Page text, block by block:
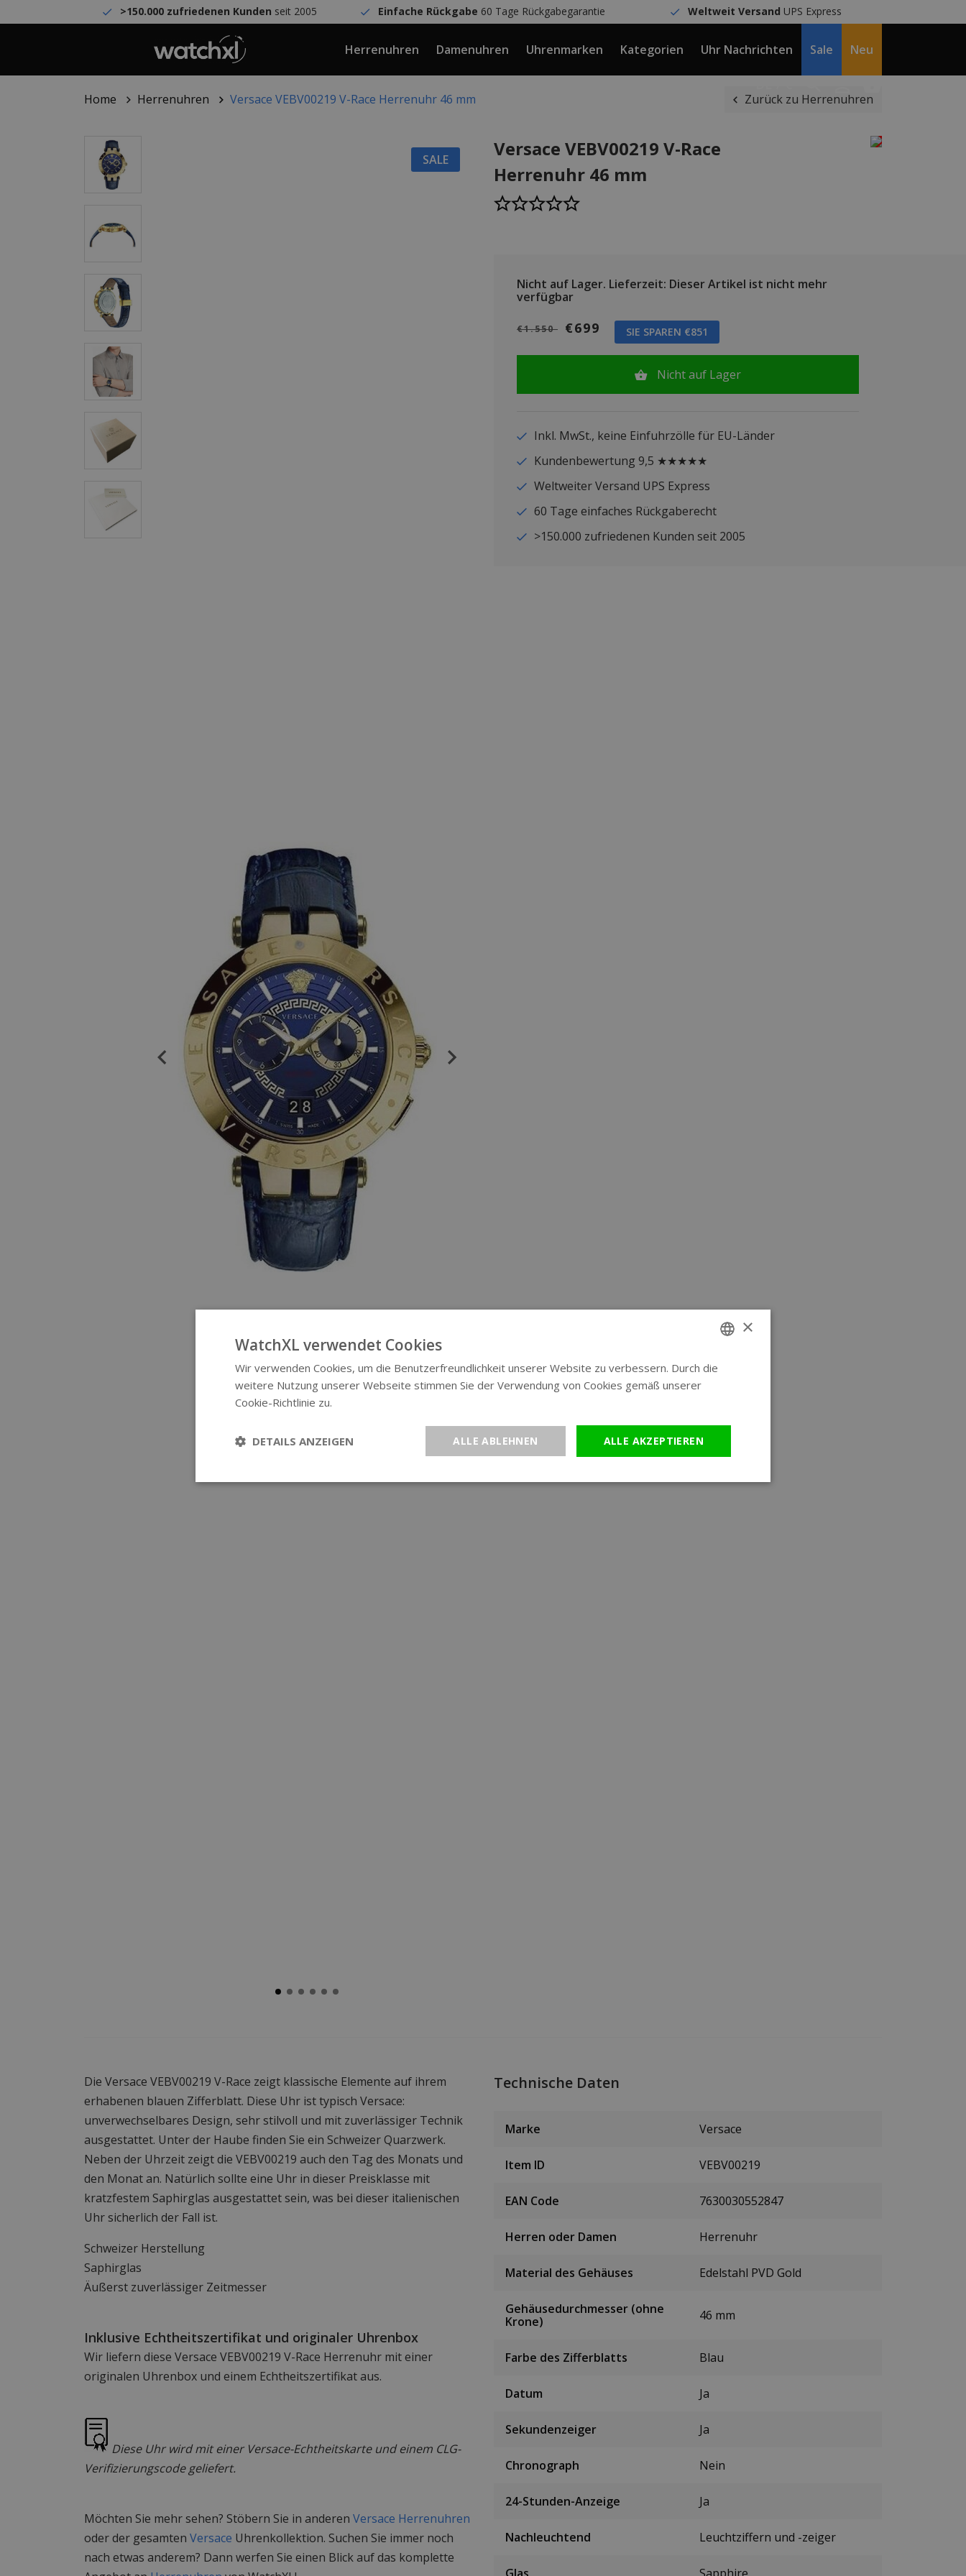
>150.000 zufriedenen Kunden seit 2005 Einfache Rückgabe 60 Tage Rückgabegarantie Weltweit Versand UPS Express
Herrenuhren Damenuhren Uhrenmarken Kategorien Uhr Nachrichten Sale Neu
Home Herrenuhren Versace VEBV00219 V-Race Herrenuhr 46 mm Zurück zu Herrenuhren
SALE
Versace VEBV00219 V-Race
Herrenuhr 46 mm
Nicht auf Lager. Lieferzeit: Dieser Artikel ist nicht mehr
verfügbar
€1.550 €699 SIE SPAREN €851
Nicht auf Lager
Inkl. MwSt., keine Einfuhrzölle für EU-Länder
Kundenbewertung 9,5 ★★★★★
Weltweiter Versand UPS Express
60 Tage einfaches Rückgaberecht
>150.000 zufriedenen Kunden seit 2005
Die Versace VEBV00219 V-Race zeigt klassische Elemente auf ihrem
erhabenen blauen Zifferblatt. Diese Uhr ist typisch Versace:
unverwechselbares Design, sehr stilvoll und mit zuverlässiger Technik
ausgestattet. Unter der Haube finden Sie ein Schweizer Quarzwerk.
Neben der Uhrzeit zeigt die VEBV00219 auch den Tag des Monats und
den Monat an. Natürlich sollte eine Uhr in dieser Preisklasse mit
kratzfestem Saphirglas ausgestattet sein, was bei dieser italienischen
Uhr sicherlich der Fall ist.
Schweizer Herstellung
Saphirglas
Äußerst zuverlässiger Zeitmesser
Inklusive Echtheitszertifikat und originaler Uhrenbox
Wir liefern diese Versace VEBV00219 V-Race Herrenuhr mit einer
originalen Uhrenbox und einem Echtheitszertifikat aus.
Diese Uhr wird mit einer Versace-Echtheitskarte und einem CLG-
Verifizierungscode geliefert.
Möchten Sie mehr sehen? Stöbern Sie in anderen Versace Herrenuhren
oder der gesamten Versace Uhrenkollektion. Suchen Sie immer noch
nach etwas anderem? Dann werfen Sie einen Blick auf das komplette
Technische Daten
Marke Versace
Item ID VEBV00219
EAN Code 7630030552847
Herren oder Damen Herrenuhr
Material des Gehäuses Edelstahl PVD Gold
Gehäusedurchmesser (ohne
Krone)
46 mm
Farbe des Zifferblatts Blau
Datum Ja
Sekundenzeiger Ja
Chronograph Nein
24-Stunden-Anzeige Ja
Nachleuchtend Leuchtziffern und -zeiger
ENGLISH
×
WatchXL verwendet Cookies
Wir verwenden Cookies, um die Benutzerfreundlichkeit unserer Website zu verbessern. Durch die
weitere Nutzung unserer Webseite stimmen Sie der Verwendung von Cookies gemäß unserer
Cookie-Richtlinie zu.
ALLE AKZEPTIEREN
ALLE ABLEHNEN
DETAILS ANZEIGEN